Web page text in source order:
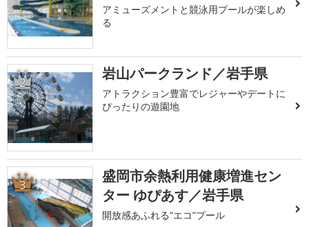
アミューズメントと競泳用プールが楽しめ
る
2 岩山パークランド／岩手県
アトラクション豊富でレジャーやデートに
ぴったりの遊園地
3
盛岡市余熱利用健康増進セン
ター ゆぴあす／岩手県
開放感あふれる“エコ”プール